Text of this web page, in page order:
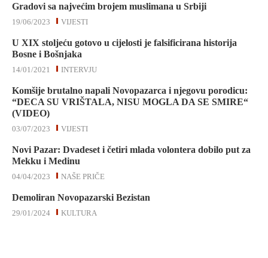
Gradovi sa najvećim brojem muslimana u Srbiji
VIJESTI
19/06/2023
U XIX stoljeću gotovo u cijelosti je falsificirana historija
Bosne i Bošnjaka
INTERVJU
14/01/2021
Komšije brutalno napali Novopazarca i njegovu porodicu:
“DECA SU VRIŠTALA, NISU MOGLA DA SE SMIRE“
(VIDEO)
VIJESTI
03/07/2023
Novi Pazar: Dvadeset i četiri mlada volontera dobilo put za
Mekku i Medinu
NAŠE PRIČE
04/04/2023
Demoliran Novopazarski Bezistan
KULTURA
29/01/2024